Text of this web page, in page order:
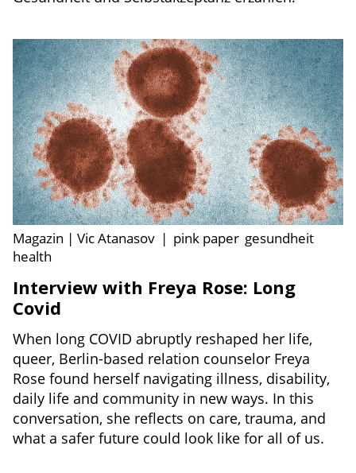
Magazin | Vic Atanasov | pink paper gesundheit
health
Interview with Freya Rose: Long
Covid
When long COVID abruptly reshaped her life,
queer, Berlin-based relation counselor Freya
Rose found herself navigating illness, disability,
daily life and community in new ways. In this
conversation, she reflects on care, trauma, and
what a safer future could look like for all of us.